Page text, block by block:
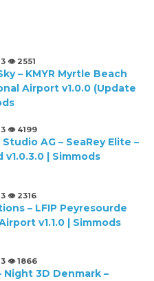
👁️ 2551
– KMYR Myrtle Beach
Airport v1.0.0 (Update
👁️ 4199
AG – SeaRey Elite –
v1.0.3.0 | Simmods
👁️ 2316
– LFIP Peyresourde
v1.1.0 | Simmods
👁️ 1866
Night 3D Denmark –